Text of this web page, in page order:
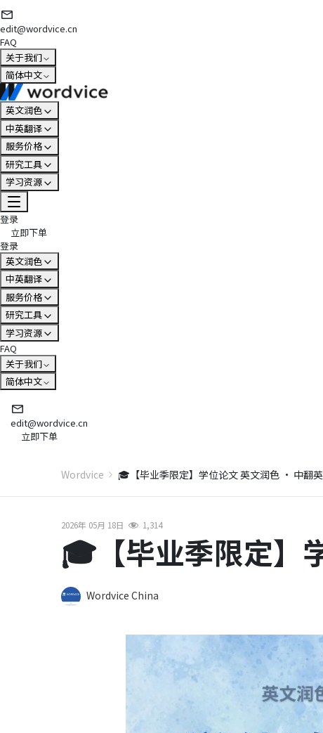
edit@wordvice.cn
FAQ
关于我们
简体中文
英文润色
中英翻译
服务价格
研究工具
学习资源
登录
立即下单
登录
英文润色
中英翻译
服务价格
研究工具
学习资源
FAQ
关于我们
简体中文
edit@wordvice.cn
立即下单
Wordvice 🎓【毕业季限定】学位论文 英文润色 · 中翻英
2026年 05月 18日 1,314
🎓【毕业季限定】
Wordvice China